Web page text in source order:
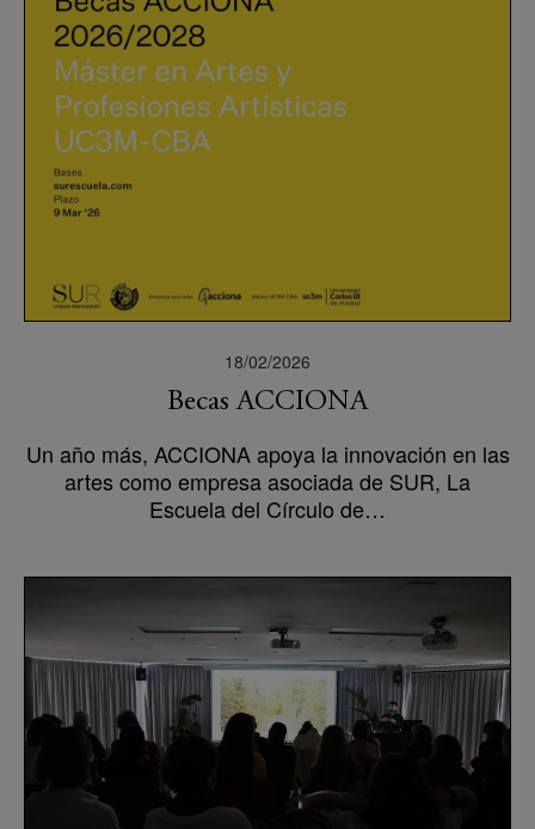
18/02/2026
Becas ACCIONA
Un año más, ACCIONA apoya la innovación en las
artes como empresa asociada de SUR, La
Escuela del Círculo de…